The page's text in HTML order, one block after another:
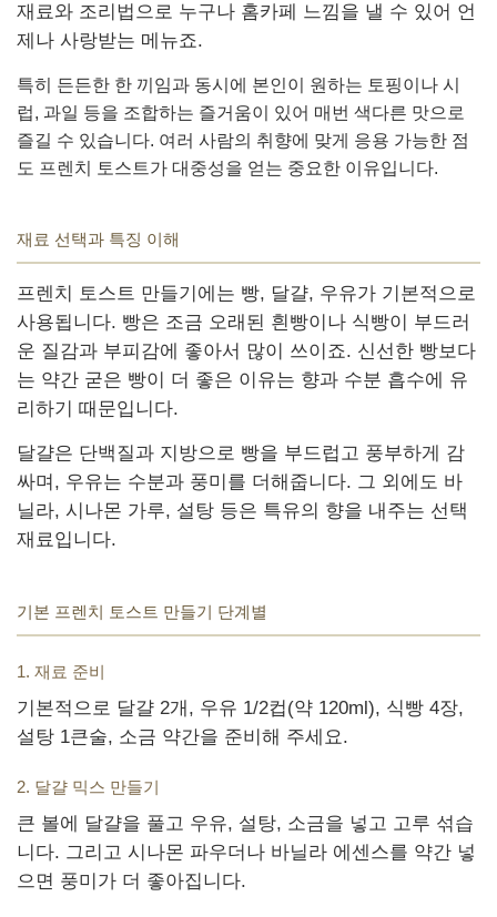
재료와 조리법으로 누구나 홈카페 느낌을 낼 수 있어 언
제나 사랑받는 메뉴죠.
특히 든든한 한 끼임과 동시에 본인이 원하는 토핑이나 시
럽, 과일 등을 조합하는 즐거움이 있어 매번 색다른 맛으로
즐길 수 있습니다. 여러 사람의 취향에 맞게 응용 가능한 점
도 프렌치 토스트가 대중성을 얻는 중요한 이유입니다.
재료 선택과 특징 이해
프렌치 토스트 만들기에는 빵, 달걀, 우유가 기본적으로
사용됩니다. 빵은 조금 오래된 흰빵이나 식빵이 부드러
운 질감과 부피감에 좋아서 많이 쓰이죠. 신선한 빵보다
는 약간 굳은 빵이 더 좋은 이유는 향과 수분 흡수에 유
리하기 때문입니다.
달걀은 단백질과 지방으로 빵을 부드럽고 풍부하게 감
싸며, 우유는 수분과 풍미를 더해줍니다. 그 외에도 바
닐라, 시나몬 가루, 설탕 등은 특유의 향을 내주는 선택
재료입니다.
기본 프렌치 토스트 만들기 단계별
1. 재료 준비
기본적으로 달걀 2개, 우유 1/2컵(약 120ml), 식빵 4장,
설탕 1큰술, 소금 약간을 준비해 주세요.
2. 달걀 믹스 만들기
큰 볼에 달걀을 풀고 우유, 설탕, 소금을 넣고 고루 섞습
니다. 그리고 시나몬 파우더나 바닐라 에센스를 약간 넣
으면 풍미가 더 좋아집니다.